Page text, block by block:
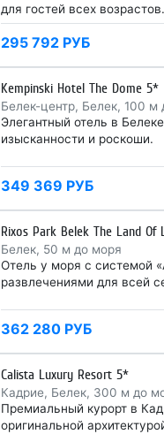
для гостей всех возрастов.
295 792 РУБ
Kempinski Hotel The Dome 5*
Белек-центр, Белек, 100 м
Элегантный отель в
изысканности и роскоши.
349 369 РУБ
Rixos Park Belek The Land Of
Белек, 50 м до моря
Отель у моря с системой
развлечениями для всей
362 280 РУБ
Calista Luxury Resort 5*
Кадрие, Белек, 300 м до
Премиальный курорт в
оригинальной